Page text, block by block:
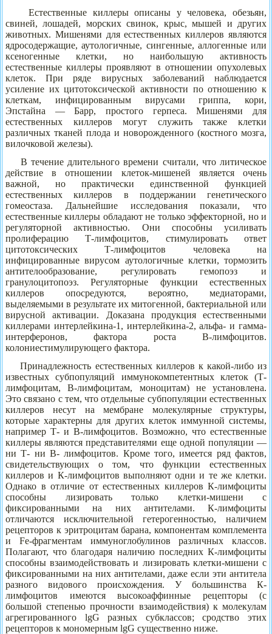
Естественные киллеры описаны у человека, обезьян,
свиней, лошадей, морских свинок, крыс, мышей и других
животных. Мишенями для естественных киллеров являются
ядросодержащие, аутологичные, сингенные, аллогенные или
ксеногенные клетки, но наибольшую активность
естественные киллеры проявляют в отношении опухолевых
клеток. При ряде вирусных заболеваний наблюдается
усиление их цитотоксической активности по отношению к
клеткам, инфицированным вирусами гриппа, кори,
Эпстайна — Барр, простого герпеса. Мишенями для
естественных киллеров могут служить также клетки
различных тканей плода и новорожденного (костного мозга,
вилочковой железы).
В течение длительного времени считали, что литическое
действие в отношении клеток-мишеней является очень
важной, но практически единственной функцией
естественных киллеров в поддержании генетического
гомеостаза. Дальнейшие исследования показали, что
естественные киллеры обладают не только эффекторной, но и
регуляторной активностью. Они способны усиливать
пролиферацию Т-лимфоцитов, стимулировать ответ
цитотоксических Т-лимфоцитов человека на
инфицированные вирусом аутологичные клетки, тормозить
антителообразование, регулировать гемопоэз и
гранулоцитопоэз. Регуляторные функции естественных
киллеров опосредуются, вероятно, медиаторами,
выделяемыми в результате их митогенной, бактериальной или
вирусной активации. Доказана продукция естественными
киллерами интерлейкина-1, интерлейкина-2, альфа- и гамма-
интерферонов, фактора роста В-лимфоцитов.
колониестимулирующего фактора.
Принадлежность естественных киллеров к какой-либо из
известных субпопуляций иммунокомпетентных клеток (Т-
лимфоцитам, В-лимфоцитам, моноцитам) не установлена.
Это связано с тем, что отдельные субпопуляции естественных
киллеров несут на мембране молекулярные структуры,
которые характерны для других клеток иммунной системы,
например Т- и В-лимфоцитов. Возможно, что естественные
киллеры являются представителями еще одной популяции —
ни Т- ни В- лимфоцитов. Кроме того, имеется ряд фактов,
свидетельствующих о том, что функции естественных
киллеров и К-лимфоцитов выполняют одни и те же клетки.
Однако в отличие от естественных киллеров К-лимфоциты
способны лизировать только клетки-мишени с
фиксированными на них антителами. К-лимфоциты
отличаются исключительной гетерогенностью, наличием
рецепторов к эритроцитам барана, компонентам комплемента
и Fe-фрагментам иммуноглобулинов различных классов.
Полагают, что благодаря наличию последних К-лимфоциты
способны взаимодействовать и лизировать клетки-мишени с
фиксированными на них антителами, даже если эти антитела
разного видового происхождения. У большинства К-
лимфоцитов имеются высокоаффинные рецепторы (с
большой степенью прочности взаимодействия) к молекулам
агрегированного lgG разных субклассов; сродство этих
рецепторов к мономерным lgG существенно ниже.